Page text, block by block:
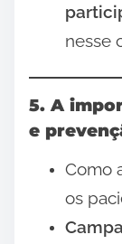
nesse
5. A
e
Como
os